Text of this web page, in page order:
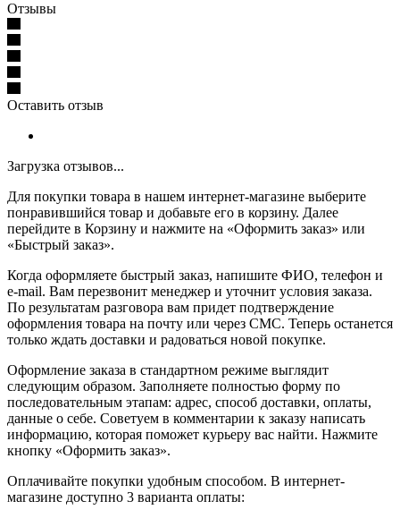
Отзывы
Оставить отзыв
Загрузка отзывов...
Для покупки товара в нашем интернет-магазине выберите
понравившийся товар и добавьте его в корзину. Далее
перейдите в Корзину и нажмите на «Оформить заказ» или
«Быстрый заказ».
Когда оформляете быстрый заказ, напишите ФИО, телефон и
e-mail. Вам перезвонит менеджер и уточнит условия заказа.
По результатам разговора вам придет подтверждение
оформления товара на почту или через СМС. Теперь останется
только ждать доставки и радоваться новой покупке.
Оформление заказа в стандартном режиме выглядит
следующим образом. Заполняете полностью форму по
последовательным этапам: адрес, способ доставки, оплаты,
данные о себе. Советуем в комментарии к заказу написать
информацию, которая поможет курьеру вас найти. Нажмите
кнопку «Оформить заказ».
Оплачивайте покупки удобным способом. В интернет-
магазине доступно 3 варианта оплаты: